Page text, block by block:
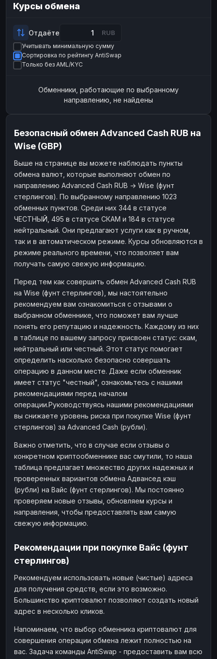
ЮMoney RUB ЮMoney
БАЛАНСЫ КРИПТОБИРЖ
Binance
RUB СБЕР
ДЕНЕЖНЫЕ ПЕРЕВОДЫ
ЗК USD
WU
ЗК
WU
НАЛИЧНЫЕ ДЕНЬГИ
Наличные
Наличные USD
Наличные KZT
Наличные
Наличные
Наличные
Курсы обмена
Отдаёте RUB
Учитывать минимальную сумму
Сортировка по рейтингу AntiSwap
Только без AML/KYC
Обменники, работающие по выбранному
направлению, не найдены
Безопасный обмен Advanced Cash RUB на
Wise (GBP)
Выше на странице вы можете наблюдать пункты
обмена валют, которые выполняют обмен по
направлению Advanced Cash RUB → Wise (фунт
стерлингов). По выбранному направлению 1023
обменных пунктов. Среди них 344 в статусе
ЧЕСТНЫЙ, 495 в статусе СКАМ и 184 в статусе
нейтральный. Они предлагают услуги как в ручном,
так и в автоматическом режиме. Курсы обновляются в
режиме реального времени, что позволяет вам
получать самую свежую информацию.
Перед тем как совершить обмен Advanced Cash RUB
на Wise (фунт стерлингов), мы настоятельно
рекомендуем вам ознакомиться с отзывами о
выбранном обменнике, что поможет вам лучше
понять его репутацию и надежность. Каждому из них
в таблице по вашему запросу присвоен статус: скам,
нейтральный или честный. Этот статус помогает
определить насколько безопасно совершать
операцию в данном месте. Даже если обменник
имеет статус "честный", ознакомьтесь с нашими
рекомендациями перед началом
операции.Руководствуясь нашими рекомендациями
вы снижаете уровень риска при покупке Wise (фунт
стерлингов) за Advanced Cash (рубли).
Важно отметить, что в случае если отзывы о
конкретном криптообменнике вас смутили, то наша
таблица предлагает множество других надежных и
проверенных вариантов обмена Адвансед кэш
(рубли) на Вайс (фунт стерлингов). Мы постоянно
проверяем новые отзывы, обновляем курсы и
направления, чтобы предоставлять вам самую
свежую информацию.
Рекомендации при покупке Вайс (фунт
стерлингов)
Рекомендуем использовать новые (чистые) адреса
для получения средств, если это возможно.
Большинство криптовалют позволяют создать новый
адрес в несколько кликов.
Напоминаем, что выбор обменника криптовалют для
совершения операции обмена лежит полностью на
вас. Задача команды AntiSwap - предоставить вам всю